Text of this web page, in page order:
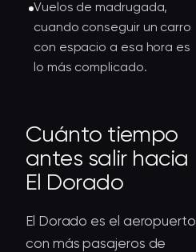
Vuelos de madrugada,
cuando conseguir un carro
con espacio a esa hora es
lo más complicado.
Cuánto tiempo
antes salir hacia
El Dorado
El Dorado es el aeropuerto
con más pasajeros de